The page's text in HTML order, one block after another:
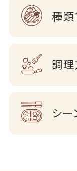
種類
調
シー